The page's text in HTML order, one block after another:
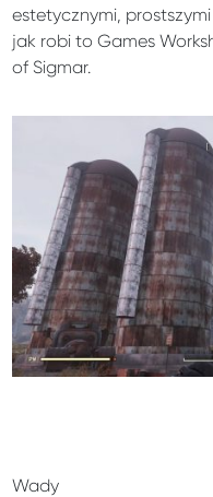
estetycznymi,
jak robi to Games
of Sigmar.
Wady